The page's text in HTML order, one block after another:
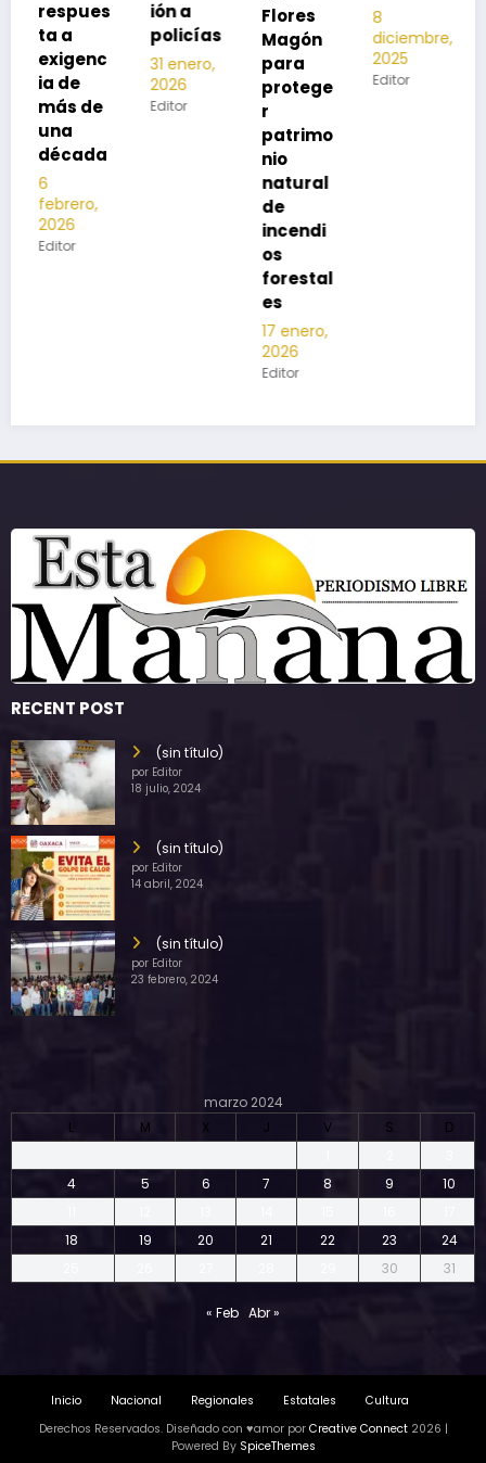
ión a
policías
31 enero,
2026
Editor
Flores
Magón
para
protege
r
8
diciembre,
2025
Editor
noviembre,
2025
Editor
RECENT POST
(sin título)
por Editor
18 julio, 2024
(sin título)
por Editor
14 abril, 2024
(sin título)
por Editor
23 febrero, 2024
marzo 2024
L
M X J V S
D
4
5 6 7 8 9
10
18
19 20 21 22 23
24
30 31
« Feb Abr »
Inicio Nacional Regionales Estatales
Cultura
Derechos Reservados. Diseñado con ♥amor por Creative Connect2026 |
Powered By SpiceThemes